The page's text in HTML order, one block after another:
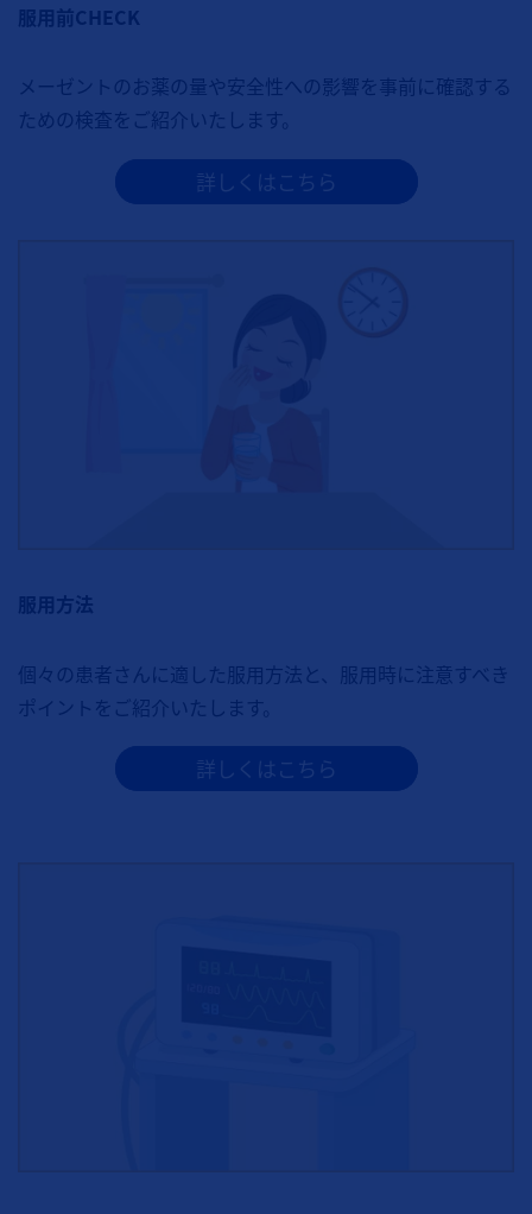
服用前CHECK
メーゼントのお薬の量や安全性への影響を事前に確認する
ための検査をご紹介いたします。
詳しくはこちら
服用方法
個々の患者さんに適した服用方法と、服用時に注意すべき
ポイントをご紹介いたします。
詳しくはこちら